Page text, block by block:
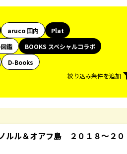
aruco 国内
Plat
鑑
BOOKS スペシャルコラボ
D-Books
絞り込み条件を追加
ル＆オアフ島 ２０１８～２０